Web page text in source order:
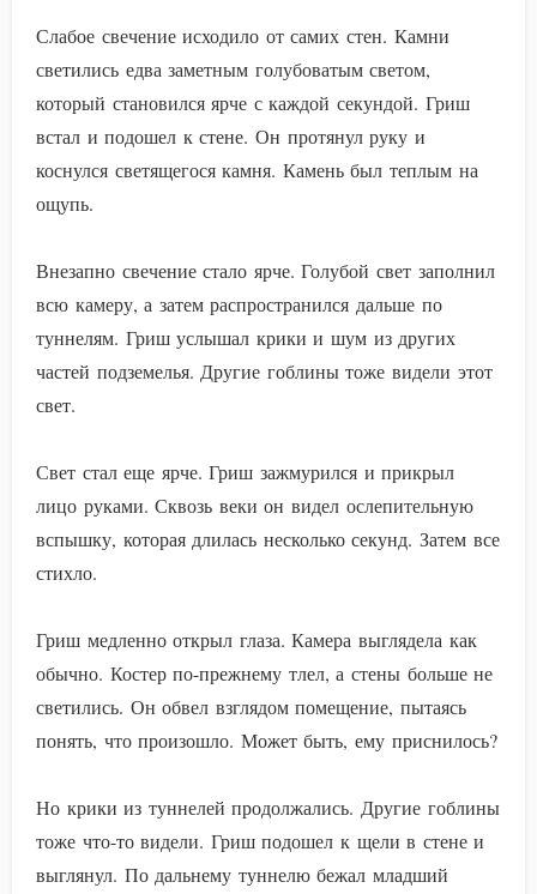
Слабое свечение исходило от самих стен. Камни
светились едва заметным голубоватым светом,
который становился ярче с каждой секундой. Гриш
встал и подошел к стене. Он протянул руку и
коснулся светящегося камня. Камень был теплым на
ощупь.
Внезапно свечение стало ярче. Голубой свет заполнил
всю камеру, а затем распространился дальше по
туннелям. Гриш услышал крики и шум из других
частей подземелья. Другие гоблины тоже видели этот
свет.
Свет стал еще ярче. Гриш зажмурился и прикрыл
лицо руками. Сквозь веки он видел ослепительную
вспышку, которая длилась несколько секунд. Затем все
стихло.
Гриш медленно открыл глаза. Камера выглядела как
обычно. Костер по-прежнему тлел, а стены больше не
светились. Он обвел взглядом помещение, пытаясь
понять, что произошло. Может быть, ему приснилось?
Но крики из туннелей продолжались. Другие гоблины
тоже что-то видели. Гриш подошел к щели в стене и
выглянул. По дальнему туннелю бежал младший